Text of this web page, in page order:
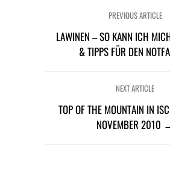
PREVIOUS ARTICLE
LAWINEN – SO KANN ICH
& TIPPS FÜR DEN
NEXT ARTICLE
TOP OF THE MOUNTAIN IN
NOVEMBER 2010